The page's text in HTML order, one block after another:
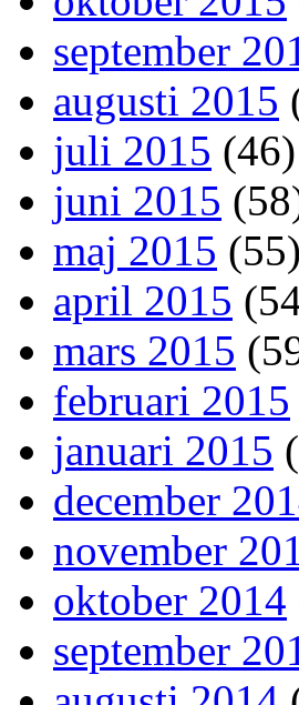
september
augusti 2015
juli 2015 (46)
juni 2015
maj 2015 (55)
april 2015
mars 2015
februari 2015
januari 2015
december
november
oktober 2014
september